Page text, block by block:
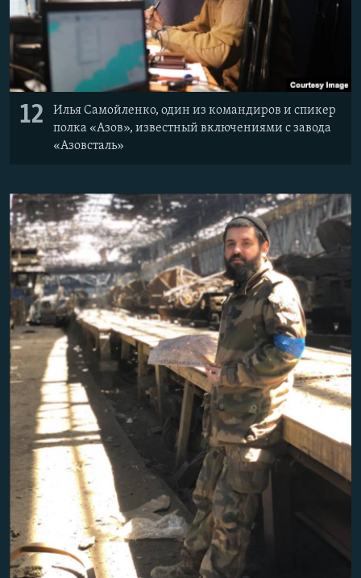
12
Илья Самойленко, один из командиров и спикер
полка «Азов», известный включениями с завода
«Азовсталь»